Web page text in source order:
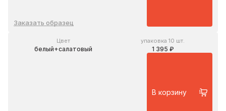
Заказать образец
Цвет
белый+салатовый
упаковка 10 шт.
1 395 ₽
В корзину